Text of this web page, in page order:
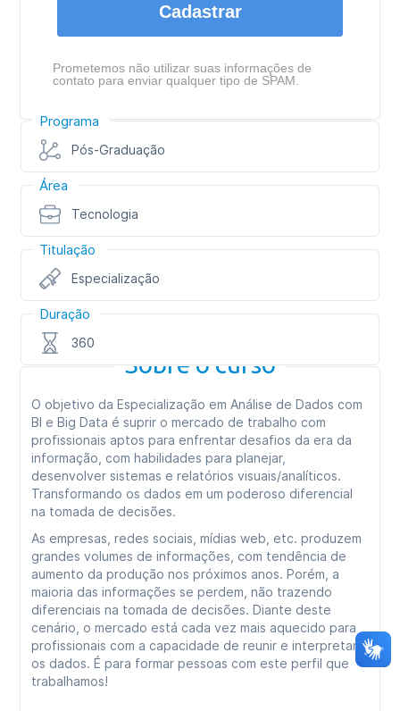
Programa
Pós-Graduação
Área
Tecnologia
Titulação
Especialização
Duração
360
Sobre o curso
O objetivo da Especialização em Análise de Dados com
BI e Big Data é suprir o mercado de trabalho com
profissionais aptos para enfrentar desafios da era da
informação, com habilidades para planejar,
desenvolver sistemas e relatórios visuais/analíticos.
Transformando os dados em um poderoso diferencial
na tomada de decisões.
As empresas, redes sociais, mídias web, etc. produzem
grandes volumes de informações, com tendência de
aumento da produção nos próximos anos. Porém, a
maioria das informações se perdem, não trazendo
diferenciais na tomada de decisões. Diante deste
cenário, o mercado está cada vez mais aquecido para
profissionais com a capacidade de reunir e interpretar
os dados. É para formar pessoas com este perfil que
trabalhamos!
Cadastrar
Prometemos não utilizar suas informações de
contato para enviar qualquer tipo de SPAM.